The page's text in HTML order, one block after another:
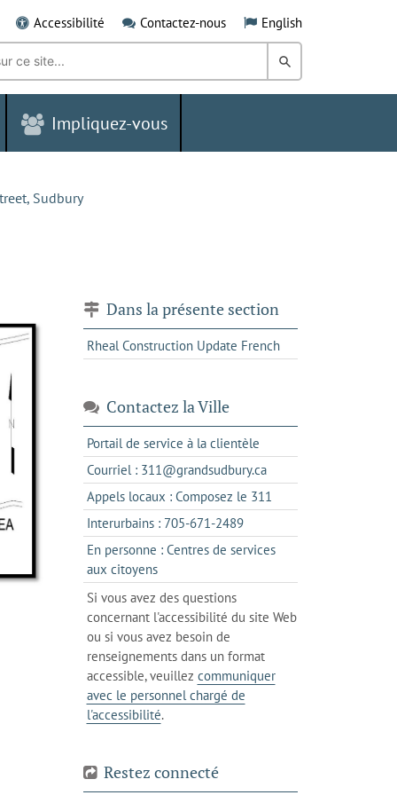
Accessibilité Contactez-nous English
Rechercher
dans
Grand
Impliquez-vous
Sudbury
Dans la présente section
Rheal Construction Update French
Contactez la Ville
Portail de service à la clientèles'ouvre
dans
un
nouvel
Courriel : 311@grandsudbury.cas'ouvre
dans
votre
de
Appels locaux : Composez le 311
dans
un
client
téléphone
Interurbains : 705-671-2489s'ouvre
dans
client
votre
En personne : Centres de services
aux citoyenss'ouvre
dans
l'onglet
actuel
Si vous avez des questions
concernant l'accessibilité du site Web
ou si vous avez besoin de
renseignements dans un format
accessible, veuillez communiquer
avec le personnel chargé de
l'accessibilité.
Restez connecté